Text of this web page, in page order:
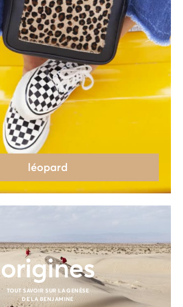
léopard
origines
TOUT SAVOIR SUR LA GENÈSE
DE LA BENJAMINE